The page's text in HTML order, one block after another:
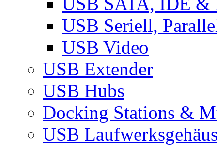
USB Seriell,
USB Video
USB Extender
USB Hubs
Docking Stations &
USB